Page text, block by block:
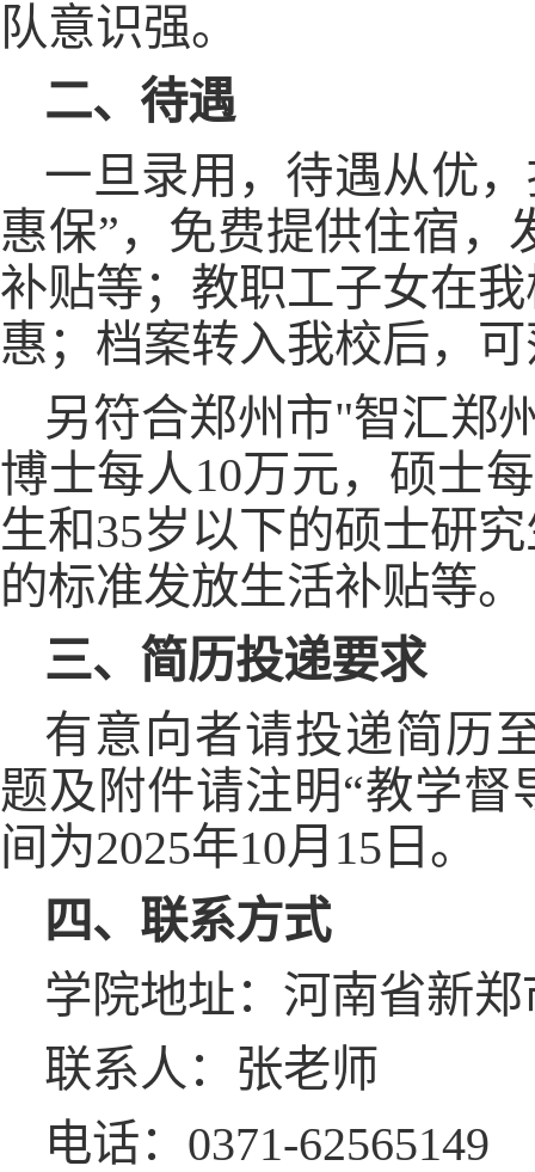
队意识强。
二、待遇
一旦录用，待遇从优
惠保”，免费提供住宿
补贴等；教职工子女在
惠；档案转入我校后，
另符合郑州市"智汇郑
博士每人10万元，硕士
生和35岁以下的硕士研
的标准发放生活补贴等。
三、简历投递要求
有意向者请投递简历至
题及附件请注明“教学
间为2025年10月15日。
四、联系方式
学院地址：河南省新
联系人：张老师
电话：0371-62565149